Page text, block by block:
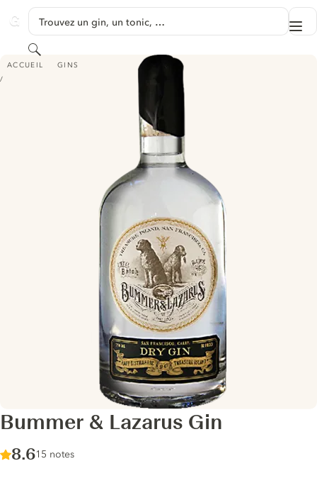
GINVENTORY
Trouvez un gin, un tonic, …
Rechercher
ACCUEIL GINS
BUMMER & LAZARUS GIN
Bummer & Lazarus Gin
Score :
8.6/ 10
15 notes